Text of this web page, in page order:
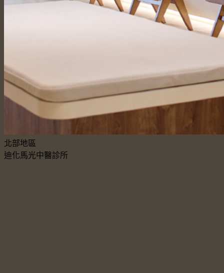
北部地區
迪化馬光中醫診所